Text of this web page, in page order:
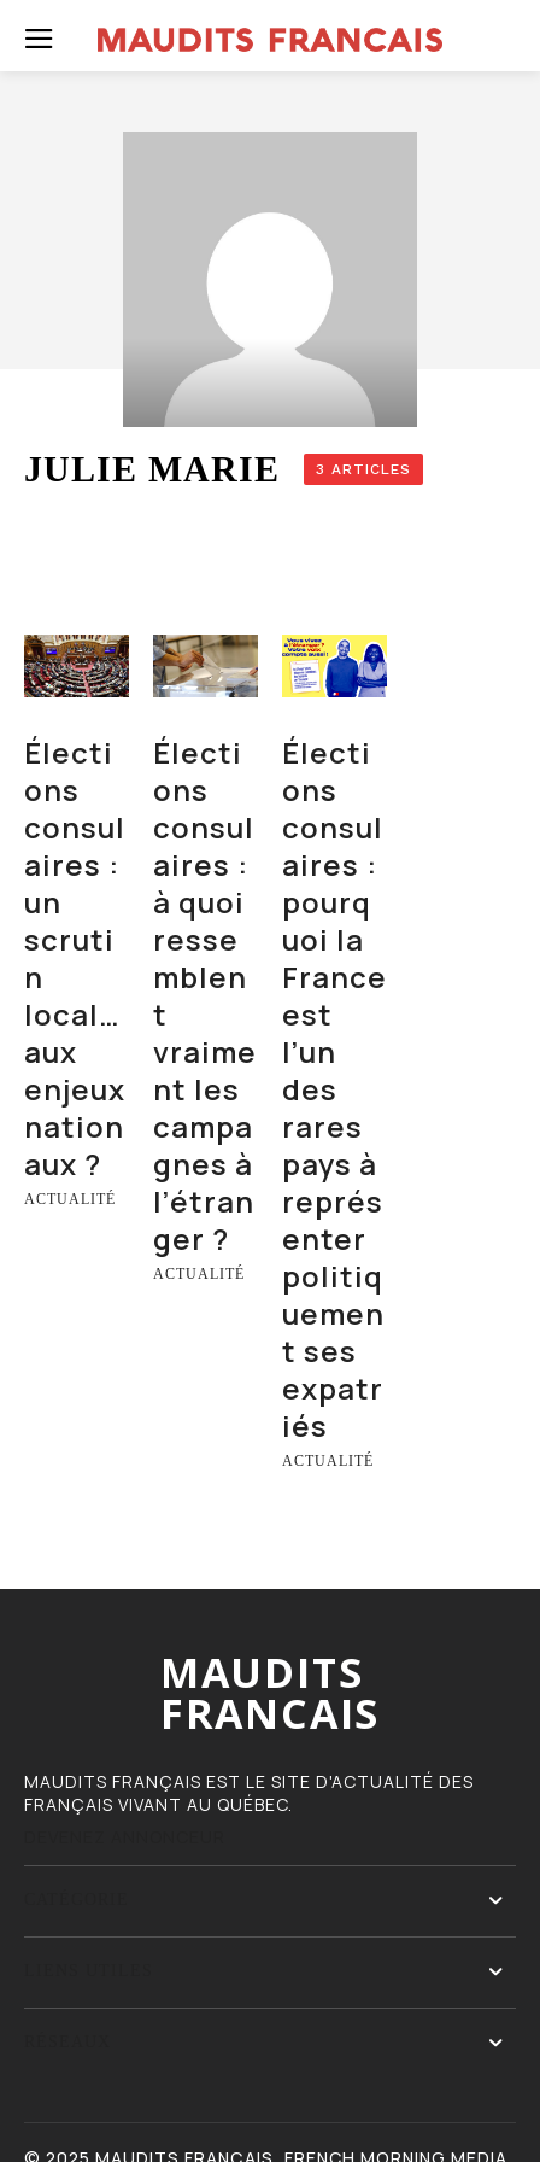
JULIE MARIE 3 ARTICLES
Électi
ons
consul
aires :
un
scruti
n
local…
aux
enjeux
nation
aux ?
ACTUALITÉ
Électi
ons
consul
aires :
à quoi
resse
mblen
t
vraime
nt les
campa
gnes à
l’étran
ger ?
ACTUALITÉ
Électi
ons
consul
aires :
pourq
uoi la
France
est
l’un
des
rares
pays à
représ
enter
politiq
uemen
t ses
expatr
iés
ACTUALITÉ
MAUDITS
FRANCAIS
MAUDITS FRANÇAIS EST LE SITE D'ACTUALITÉ DES
FRANÇAIS VIVANT AU QUÉBEC.